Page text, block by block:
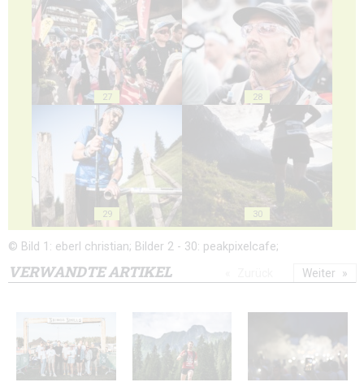
27 28
29 30
© Bild 1: eberl christian; Bilder 2 - 30: peakpixelcafe;
VERWANDTE ARTIKEL Weiter